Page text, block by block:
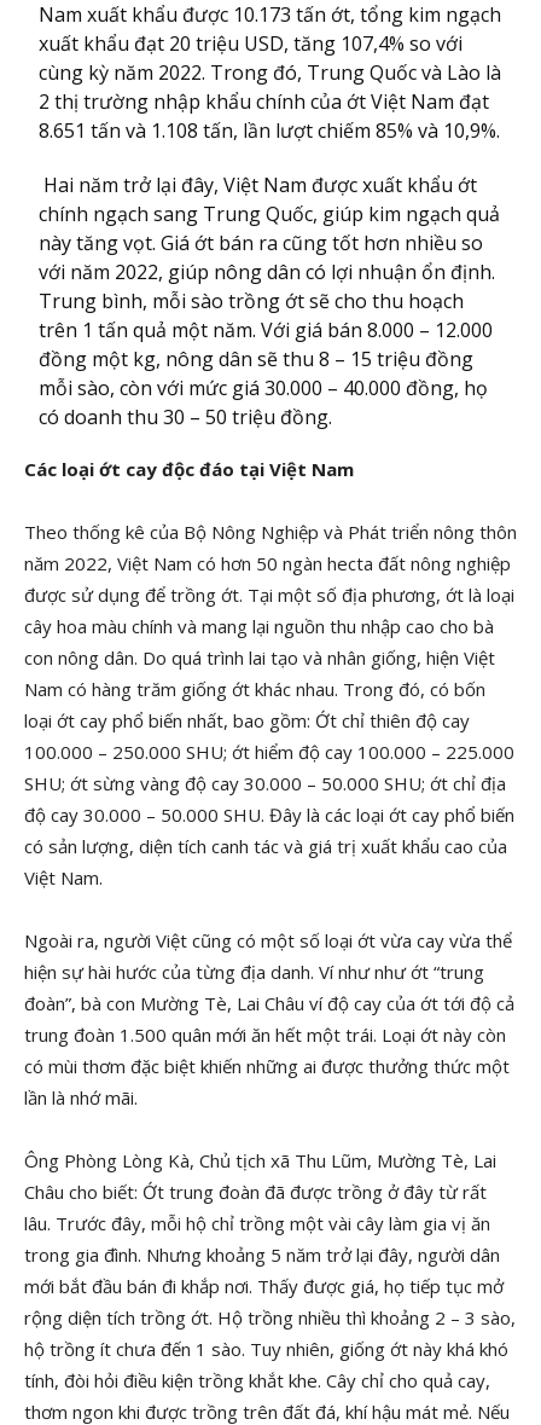
Nam xuất khẩu được 10.173 tấn ớt, tổng kim ngạch
xuất khẩu đạt 20 triệu USD, tăng 107,4% so với
cùng kỳ năm 2022. Trong đó, Trung Quốc và Lào là
2 thị trường nhập khẩu chính của ớt Việt Nam đạt
8.651 tấn và 1.108 tấn, lần lượt chiếm 85% và 10,9%.
Hai năm trở lại đây, Việt Nam được xuất khẩu ớt
chính ngạch sang Trung Quốc, giúp kim ngạch quả
này tăng vọt. Giá ớt bán ra cũng tốt hơn nhiều so
với năm 2022, giúp nông dân có lợi nhuận ổn định.
Trung bình, mỗi sào trồng ớt sẽ cho thu hoạch
trên 1 tấn quả một năm. Với giá bán 8.000 – 12.000
đồng một kg, nông dân sẽ thu 8 – 15 triệu đồng
mỗi sào, còn với mức giá 30.000 – 40.000 đồng, họ
có doanh thu 30 – 50 triệu đồng.
Các loại ớt cay độc đáo tại Việt Nam
Theo thống kê của Bộ Nông Nghiệp và Phát triển nông thôn
năm 2022, Việt Nam có hơn 50 ngàn hecta đất nông nghiệp
được sử dụng để trồng ớt. Tại một số địa phương, ớt là loại
cây hoa màu chính và mang lại nguồn thu nhập cao cho bà
con nông dân. Do quá trình lai tạo và nhân giống, hiện Việt
Nam có hàng trăm giống ớt khác nhau. Trong đó, có bốn
loại ớt cay phổ biến nhất, bao gồm: Ớt chỉ thiên độ cay
100.000 – 250.000 SHU; ớt hiểm độ cay 100.000 – 225.000
SHU; ớt sừng vàng độ cay 30.000 – 50.000 SHU; ớt chỉ địa
độ cay 30.000 – 50.000 SHU. Đây là các loại ớt cay phổ biến
có sản lượng, diện tích canh tác và giá trị xuất khẩu cao của
Việt Nam.
Ngoài ra, người Việt cũng có một số loại ớt vừa cay vừa thể
hiện sự hài hước của từng địa danh. Ví như như ớt “trung
đoàn”, bà con Mường Tè, Lai Châu ví độ cay của ớt tới độ cả
trung đoàn 1.500 quân mới ăn hết một trái. Loại ớt này còn
có mùi thơm đặc biệt khiến những ai được thưởng thức một
lần là nhớ mãi.
Ông Phòng Lòng Kà, Chủ tịch xã Thu Lũm, Mường Tè, Lai
Châu cho biết: Ớt trung đoàn đã được trồng ở đây từ rất
lâu. Trước đây, mỗi hộ chỉ trồng một vài cây làm gia vị ăn
trong gia đình. Nhưng khoảng 5 năm trở lại đây, người dân
mới bắt đầu bán đi khắp nơi. Thấy được giá, họ tiếp tục mở
rộng diện tích trồng ớt. Hộ trồng nhiều thì khoảng 2 – 3 sào,
hộ trồng ít chưa đến 1 sào. Tuy nhiên, giống ớt này khá khó
tính, đòi hỏi điều kiện trồng khắt khe. Cây chỉ cho quả cay,
thơm ngon khi được trồng trên đất đá, khí hậu mát mẻ. Nếu